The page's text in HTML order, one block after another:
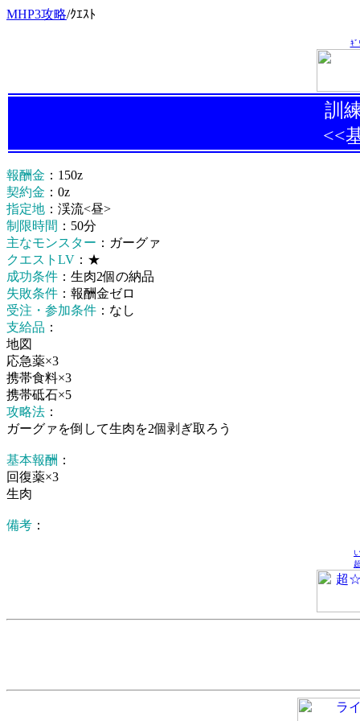
MHP3攻略/ｸｴｽﾄ
ｷ
訓
<<
報酬金 ：150z
契約金 ：0z
指定地 ：渓流<昼>
制限時間 ：50分
主なモンスター ：ガーグァ
クエストLV ：★
成功条件 ：生肉2個の納品
失敗条件 ：報酬金ゼロ
受注・参加条件 ：なし
支給品 ：
地図
応急薬×3
携帯食料×3
携帯砥石×5
攻略法 ：
ガーグァを倒して生肉を2個剥ぎ取ろう
基本報酬 ：
回復薬×3
生肉
備考 ：